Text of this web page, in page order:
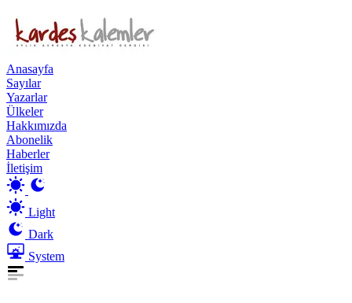
Anasayfa
Sayılar
Yazarlar
Ülkeler
Hakkımızda
Abonelik
Haberler
İletişim
Light
Dark
System